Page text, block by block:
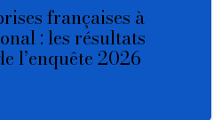
françaises à
: les résultats
l’enquête 2026